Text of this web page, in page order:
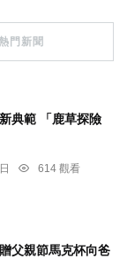
門新聞
典範 「鹿草探險
614 觀看
父親節馬克杯向爸